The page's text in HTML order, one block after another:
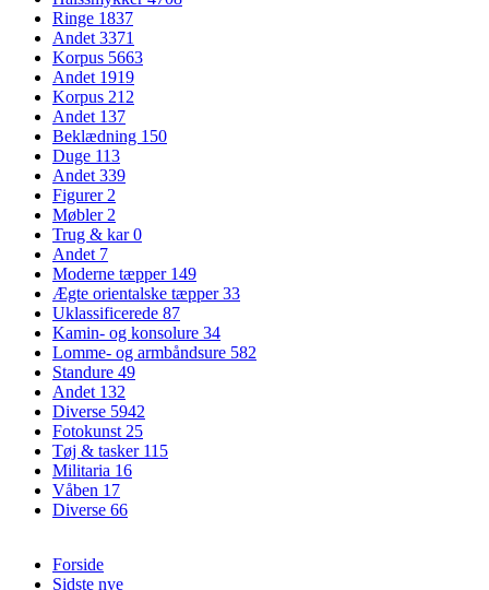
Ringe 1837
Andet 3371
Korpus 5663
Andet 1919
Korpus 212
Andet 137
Beklædning 150
Duge 113
Andet 339
Figurer 2
Møbler 2
Trug & kar0
Andet 7
Moderne tæpper 149
Ægte orientalske tæpper33
Uklassificerede 87
Kamin- og konsolure 34
Lomme- og armbåndsure 582
Standure 49
Andet 132
Diverse 5942
Fotokunst 25
Tøj & tasker 115
Militaria 16
Våben 17
Diverse 66
Forside
Sidste nye